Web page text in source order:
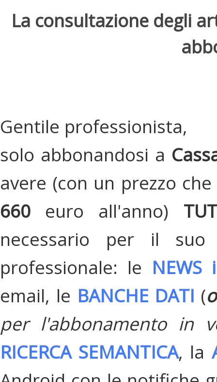
La consultazione degli
Gentile professionista,
solo abbonandosi a
avere (con un prezzo
660 euro all'anno)
necessario per il suo
professionale: le
email, le BANCHE DATI (
per l'abbonamento in
RICERCA SEMANTICA, la